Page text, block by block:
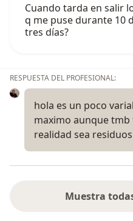
Cuando tarda en salir
q me puse durante 10
tres días?
RESPUESTA DEL PROFESIONAL:
hola es un poco
maximo aunque tmb
realidad sea
Muestra